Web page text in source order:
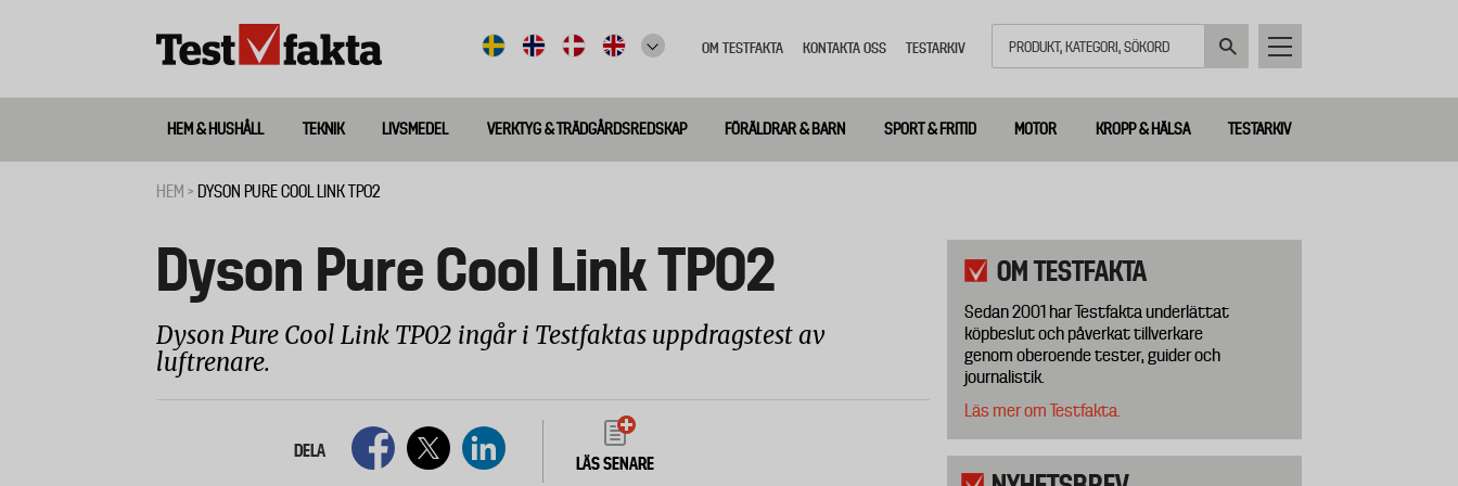
meny
OM TESTFAKTA KONTAKTA OSS TESTARKIV
Huvudmeny
ny
HEM & HUSHÅLL TEKNIK LIVSMEDEL VERKTYG & TRÄDGÅRDSREDSKAP FÖRÄLDRAR & BARN SPORT & FRITID MOTOR KROPP & HÄLSA TESTARKIV
HEM DYSON PURE COOL LINK TP02
Dyson Pure Cool Link TP02
Dyson Pure Cool Link TP02 ingår i Testfaktas uppdragstest av
luftrenare.
DELA
LÄS SENARE
OM TESTFAKTA
Sedan 2001 har Testfakta underlättat
köpbeslut och påverkat tillverkare
genom oberoende tester, guider och
journalistik.
Läs mer om Testfakta.